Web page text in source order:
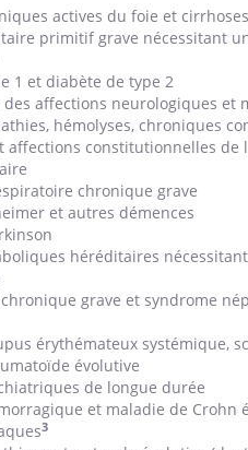
actives du foie et cirrhoses
primitif grave nécessitant
1 et diabète de type 2
des affections neurologiques
hémolyses, chroniques
affections constitutionnelles de
chronique grave
et autres démences
héréditaires
grave et syndrome
érythémateux systémique,
évolutive
de longue durée
et maladie de Crohn
3
Youtube
pour de
de
de questions, de
Youtube
Un «
faciliter
préventive
Un
mutualiste
santé :
numérique »